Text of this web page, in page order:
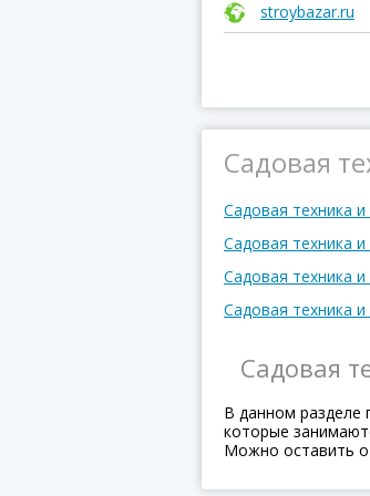
stroybazar.ru
Садовая
Садовая техника
Садовая техника
Садовая техника
Садовая техника
Садовая
В данном разделе
которые
Можно оставить